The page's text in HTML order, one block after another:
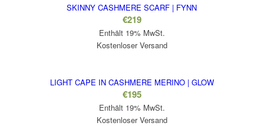
SKINNY CASHMERE SCARF | FYNN
€219
Enthält 19% MwSt.
Kostenloser Versand
LIGHT CAPE IN CASHMERE MERINO | GLOW
€195
Enthält 19% MwSt.
Kostenloser Versand